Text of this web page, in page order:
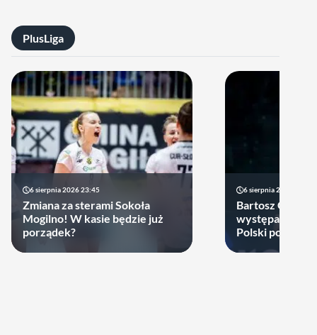
PlusLiga
6 sierpnia 2026 23:45
Zmiana za sterami Sokoła
Mogilno! W kasie będzie już
porządek?
6 sierpnia 2026 17:40
Bartosz
występach w
Polski podjął